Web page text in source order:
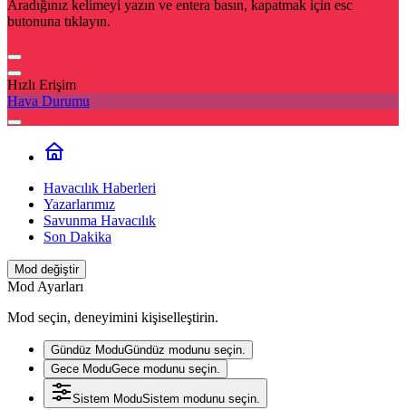
Aradığınız kelimeyi yazın ve entera basın, kapatmak için esc
butonuna tıklayın.
Hızlı Erişim
Hava Durumu
Havacılık Haberleri
Yazarlarımız
Savunma Havacılık
Son Dakika
Mod değiştir
Mod Ayarları
Mod seçin, deneyimini kişiselleştirin.
Gündüz ModuGündüz modunu seçin.
Gece ModuGece modunu seçin.
Sistem ModuSistem modunu seçin.